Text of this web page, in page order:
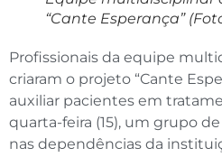
“Cante Esperança”
Profissionais da equipe
criaram o projeto “Cante
auxiliar pacientes em
quarta-feira (15), um grupo
nas dependências da